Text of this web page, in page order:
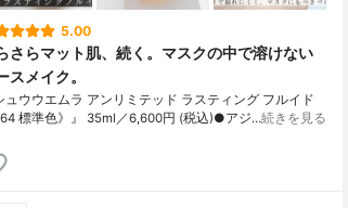
5.00
さらマット肌、続く。マスクの中で溶けない
スメイク。
ュウウエムラ アンリミテッド ラスティング フルイド
標準色》』 35ml／6,600円 (税込)●アジ…続きを見る